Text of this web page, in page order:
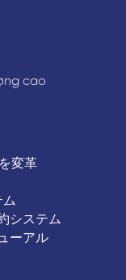
cao
変革
ム
システム
ーアル